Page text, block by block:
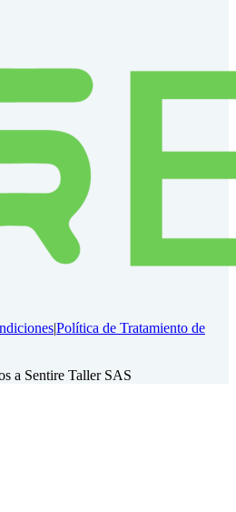
|Política de Tratamiento de
a Sentire Taller SAS